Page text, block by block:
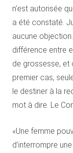
n’est autorisée
a été constaté.
aucune
différence entre
de grossesse, et
premier cas,
le destiner à la
mot à dire. Le
«Une femme
d’interrompre